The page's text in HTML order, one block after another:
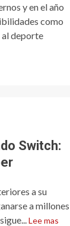
y en el año
como
al deporte
Switch:
a su
a millones
Lee mas